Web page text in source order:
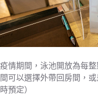
疫情期間，泳池開放為每
間可以選擇外帶回房間，
時預定）